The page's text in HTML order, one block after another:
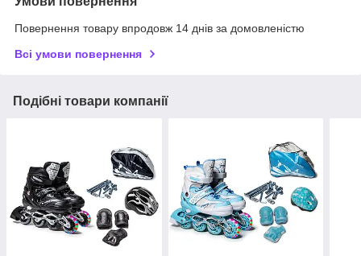
Повернення товару впродовж 14 днів за домовленістю
Всі умови повернення
Подібні товари компанії